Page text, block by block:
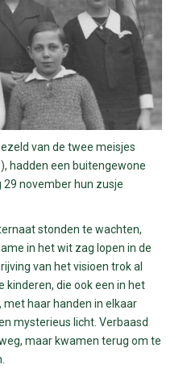
van de twee meisjes
hadden een buitengewone
november hun zusje
stonden te wachten,
in het wit zag lopen in de
van het visioen trok al
kinderen, die ook een in het
haar handen in elkaar
mysterieus licht. Verbaasd
maar kwamen terug om te